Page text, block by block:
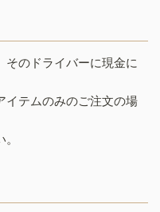
そのドライバーに現金に
イテムのみのご注文の場